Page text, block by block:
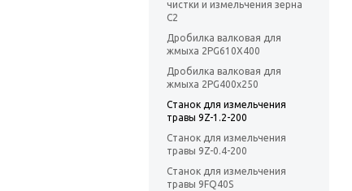
чистки и измельчения зерна
C2
Дробилка валковая для
жмыха 2PG610X400
Дробилка валковая для
жмыха 2PG400x250
Станок для измельчения
травы 9Z-1.2-200
Станок для измельчения
травы 9Z-0.4-200
Станок для измельчения
травы 9FQ40S